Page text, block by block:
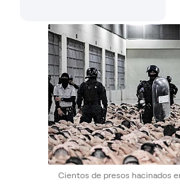
Cientos de presos hacinados